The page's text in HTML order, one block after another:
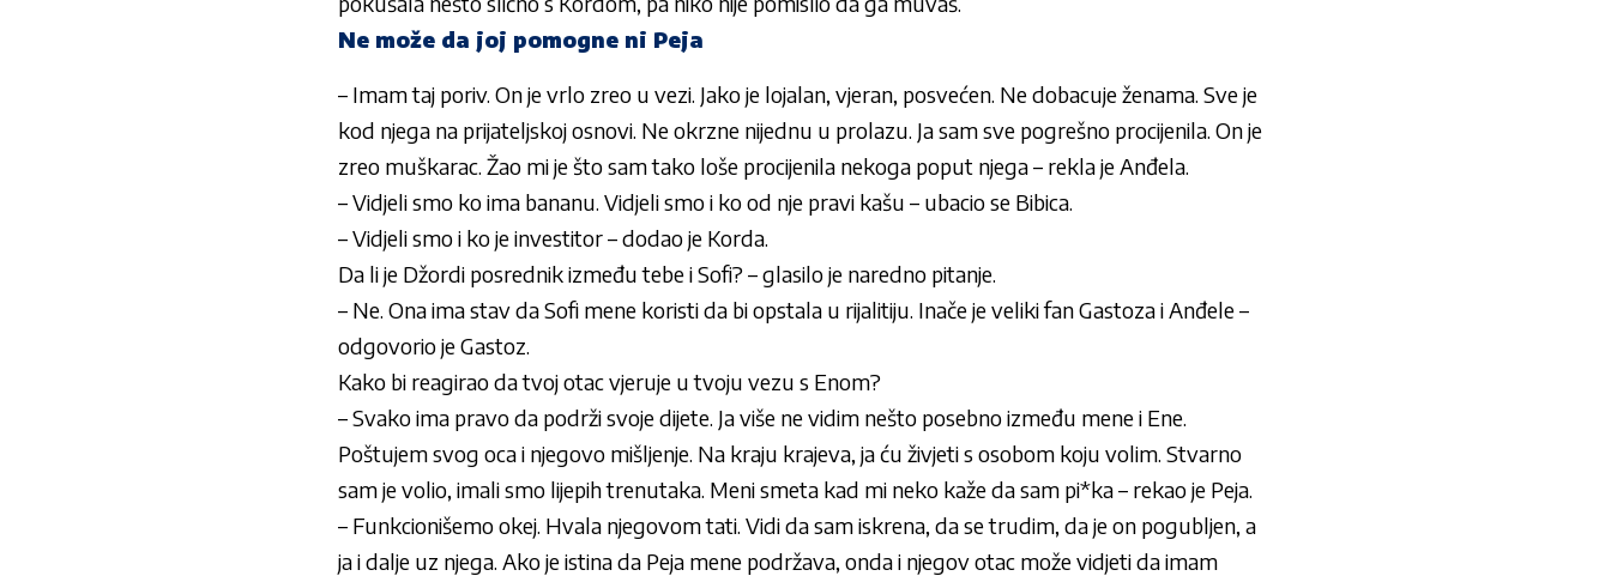
Ne može da joj pomogne ni Peja
– Imam taj poriv. On je vrlo zreo u vezi. Jako je lojalan, vjeran, posvećen. Ne dobacuje ženama. Sve je
kod njega na prijateljskoj osnovi. Ne okrzne nijednu u prolazu. Ja sam sve pogrešno procijenila. On je
zreo muškarac. Žao mi je što sam tako loše procijenila nekoga poput njega – rekla je Anđela.
– Vidjeli smo ko ima bananu. Vidjeli smo i ko od nje pravi kašu – ubacio se Bibica.
– Vidjeli smo i ko je investitor – dodao je Korda.
Da li je Džordi posrednik između tebe i Sofi? – glasilo je naredno pitanje.
– Ne. Ona ima stav da Sofi mene koristi da bi opstala u rijalitiju. Inače je veliki fan Gastoza i Anđele –
odgovorio je Gastoz.
Kako bi reagirao da tvoj otac vjeruje u tvoju vezu s Enom?
– Svako ima pravo da podrži svoje dijete. Ja više ne vidim nešto posebno između mene i Ene.
Poštujem svog oca i njegovo mišljenje. Na kraju krajeva, ja ću živjeti s osobom koju volim. Stvarno
sam je volio, imali smo lijepih trenutaka. Meni smeta kad mi neko kaže da sam pi*ka – rekao je Peja.
– Funkcionišemo okej. Hvala njegovom tati. Vidi da sam iskrena, da se trudim, da je on pogubljen, a
ja i dalje uz njega. Ako je istina da Peja mene podržava, onda i njegov otac može vidjeti da imam